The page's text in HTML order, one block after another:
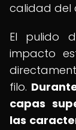
calidad del
El pulido
impacto
filo.
capas
las